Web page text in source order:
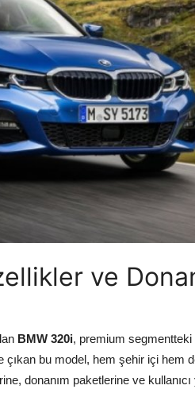
ve
BMW 320i, premium segmentteki
bu model, hem şehir içi hem
donanım paketlerine ve kullanıcı